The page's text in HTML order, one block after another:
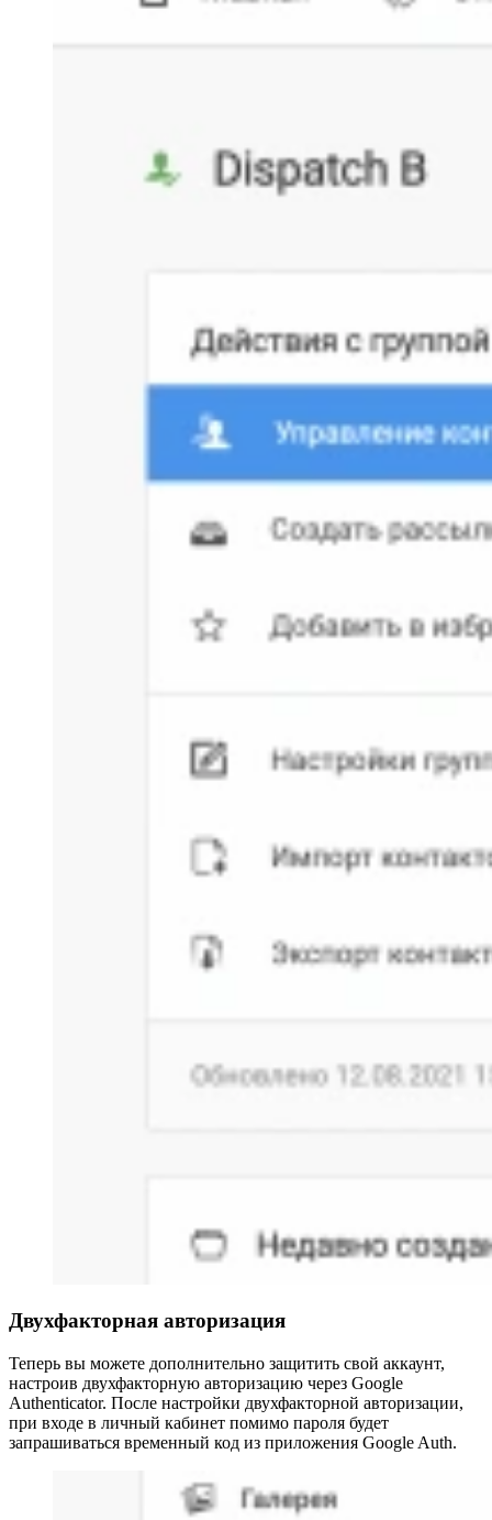
Двухфакторная авторизация
Теперь вы можете дополнительно защитить свой аккаунт,
настроив двухфакторную авторизацию через Google
Authenticator. После настройки двухфакторной авторизации,
при входе в личный кабинет помимо пароля будет
запрашиваться временный код из приложения Google Auth.